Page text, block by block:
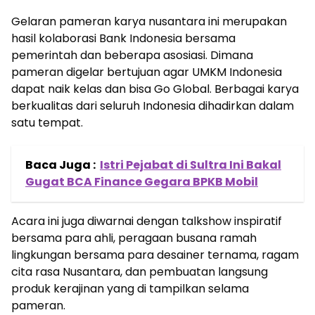
Gelaran pameran karya nusantara ini merupakan
hasil kolaborasi Bank Indonesia bersama
pemerintah dan beberapa asosiasi. Dimana
pameran digelar bertujuan agar UMKM Indonesia
dapat naik kelas dan bisa Go Global. Berbagai karya
berkualitas dari seluruh Indonesia dihadirkan dalam
satu tempat.
Baca Juga : Istri Pejabat di Sultra Ini Bakal
Gugat BCA Finance Gegara BPKB Mobil
Acara ini juga diwarnai dengan talkshow inspiratif
bersama para ahli, peragaan busana ramah
lingkungan bersama para desainer ternama, ragam
cita rasa Nusantara, dan pembuatan langsung
produk kerajinan yang di tampilkan selama
pameran.